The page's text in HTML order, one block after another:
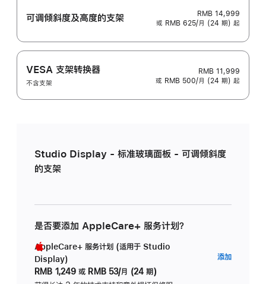
可调倾斜度及高‍度的支‍架
RMB 14,999
或 RMB 625/月 (24 期) 起
VESA 支架转换器
不含支架
RMB 11,999
或 RMB 500/月 (24 期) 起
Studio Display - 标准玻璃面板 - 可调倾斜度
的支架
是否要添加 AppleCare+ 服务计划？
AppleCare+ 服务计划 (适用于 Studio
Display)
RMB 1,249 或 RMB 53/月 (24 期)
添加